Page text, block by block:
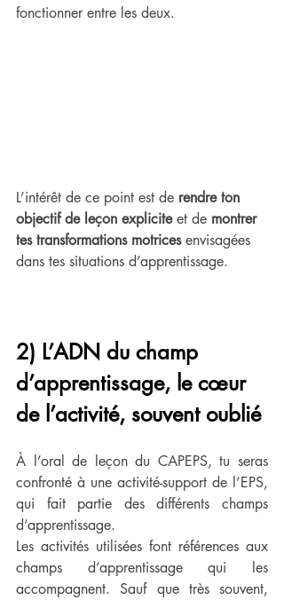
fonctionner entre les deux.
L’intérêt de ce point est de rendre ton
objectif de leçon explicite et de montrer
tes transformations motrices envisagées
dans tes situations d’apprentissage.
2) L’ADN du champ
d’apprentissage, le cœur
de l’activité, souvent oublié
À l’oral de leçon du CAPEPS, tu seras
confronté à une activité-support de l’EPS,
qui fait partie des différents champs
d’apprentissage.
Les activités utilisées font références aux
champs d’apprentissage qui les
accompagnent. Sauf que très souvent,